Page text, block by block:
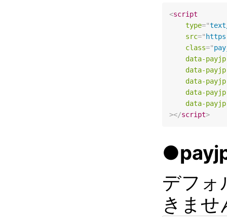
<script
type="
src="
class="
data-
data-
data-
data-
data-
></script>
デフォ
きませ